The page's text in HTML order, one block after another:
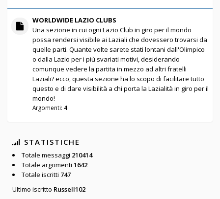
WORLDWIDE LAZIO CLUBS
Una sezione in cui ogni Lazio Club in giro per il mondo
possa rendersi visibile ai Laziali che dovessero trovarsi da
quelle parti. Quante volte sarete stati lontani dall'Olimpico
o dalla Lazio per i più svariati motivi, desiderando
comunque vedere la partita in mezzo ad altri fratelli
Laziali? ecco, questa sezione ha lo scopo di facilitare tutto
questo e di dare visibilità a chi porta la Lazialità in giro per il
mondo!
Argomenti: 4
STATISTICHE
Totale messaggi 210414
Totale argomenti 1642
Totale iscritti 747
Ultimo iscritto Russell102